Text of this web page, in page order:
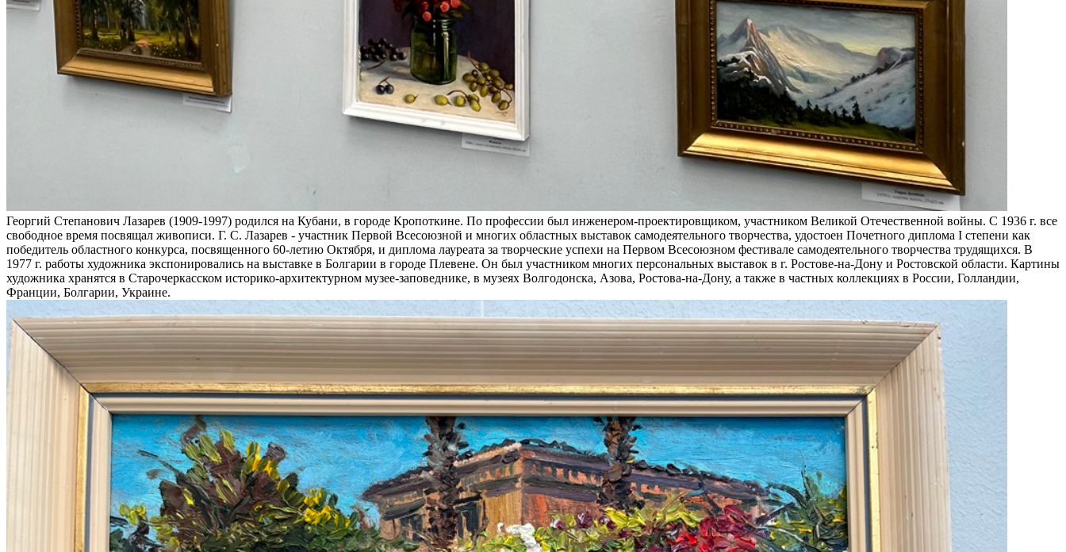
Георгий Степанович Лазарев (1909-1997) родился на Кубани, в городе Кропоткине. По профессии был инженером-проектировщиком, участником Великой Отечественной войны. С 1936 г. все
свободное время посвящал живописи. Г. С. Лазарев - участник Первой Всесоюзной и многих областных выставок самодеятельного творчества, удостоен Почетного диплома I степени как
победитель областного конкурса, посвященного 60-летию Октября, и диплома лауреата за творческие успехи на Первом Всесоюзном фестивале самодеятельного творчества трудящихся. В
1977 г. работы художника экспонировались на выставке в Болгарии в городе Плевене. Он был участником многих персональных выставок в г. Ростове-на-Дону и Ростовской области. Картины
художника хранятся в Старочеркасском историко-архитектурном музее-заповеднике, в музеях Волгодонска, Азова, Ростова-на-Дону, а также в частных коллекциях в России, Голландии,
Франции, Болгарии, Украине.